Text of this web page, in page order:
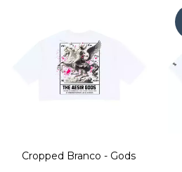
Cropped Branco - Gods